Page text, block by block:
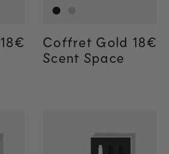
Regular price
18€
Regular price
18€
Coffret Gold
Scent Space
18€
18€